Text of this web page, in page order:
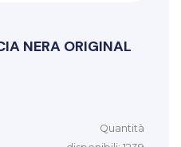
NERA ORIGINAL
Quantità